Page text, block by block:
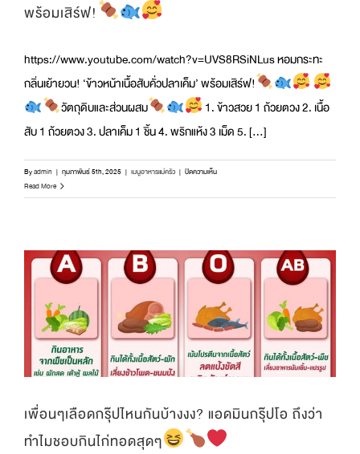
พร้อมเสิร์ฟ!
https://www.youtube.com/watch?v=UVS8RSiNLus หอมกระทะ
กลิ่นเย้ายวน! ‘ข้าวหน้าเนื้อสับคั่วปลาเค็ม’ พร้อมเสิร์ฟ!
วัตถุดิบและส่วนผสม
1. ข้าวสวย 1 ถ้วยตวง 2. เนื้อ
สับ 1 ถ้วยตวง 3. ปลาเค็ม 1 ชิ้น 4. พริกแห้ง 3 เม็ด 5. [...]
Byadmin | กุมภาพันธ์ 5th, 2025 | เมนูอาหารแม่ครัว | ปิดความเห็นบน
กระทะ
‘ข้าว
หน้า
เนื้อ
สับ
คั่ว
ปลา
เค็ม’
พร้อม
เสิร์ฟ!
Read More
เพื่อนๆเลือดกรุ๊ปไหนกันบ้างงง? แอดมินกรุ๊ปโอ ถึงว่า
ทำไมชอบกินไก่ทอดสุดๆ